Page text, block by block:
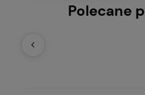
Polecane